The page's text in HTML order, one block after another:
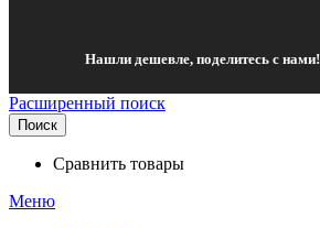
Нашли дешевле, поделитесь с нами!
Расширенный поиск
Поиск
Сравнить товары
Меню